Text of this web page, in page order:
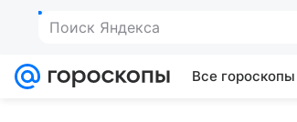
Поиск Яндекса
Все гороскопы